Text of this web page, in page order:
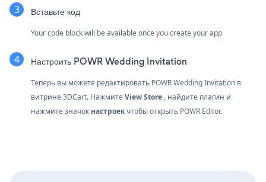
Вставьте код
Your code block will be available once you create your app
Настроить POWR Wedding Invitation
Теперь вы можете редактировать POWR Wedding Invitation в
витрине 3DCart. НажмитеView Store , найдите плагин и
нажмите значок настроек чтобы открыть POWR Editor.